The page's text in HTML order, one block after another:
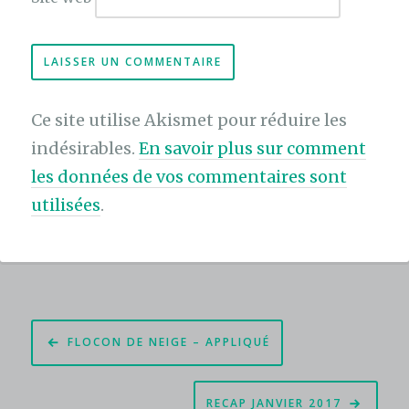
Ce site utilise Akismet pour réduire les
indésirables.En savoir plus sur comment
les données de vos commentaires sont
utilisées.
Navigation
de
FLOCON DE NEIGE – APPLIQUÉ
RECAP JANVIER 2017